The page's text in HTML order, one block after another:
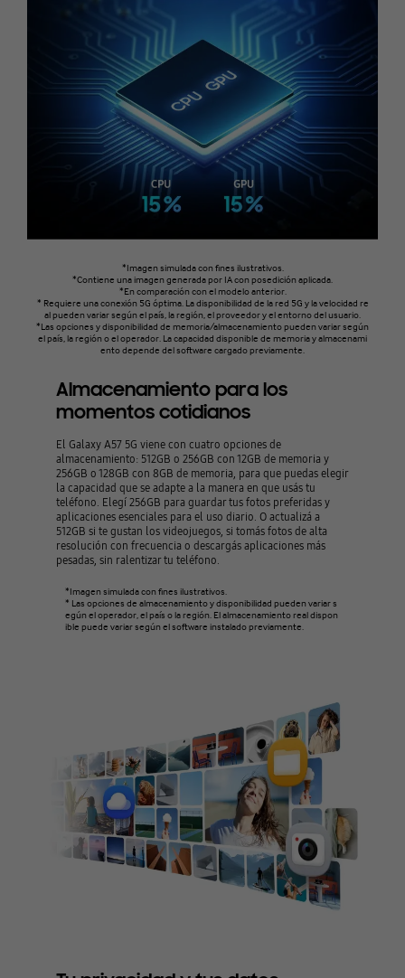
*Imagen simulada con fines ilustrativos.
*Contiene una imagen generada por IA con posedición aplicada.
*En comparación con el modelo anterior.
* Requiere una conexión 5G óptima. La disponibilidad de la red 5G y la velocidad re
al pueden variar según el país, la región, el proveedor y el entorno del usuario.
*Las opciones y disponibilidad de memoria/almacenamiento pueden variar según
el país, la región o el operador. La capacidad disponible de memoria y almacenami
ento depende del software cargado previamente.
Almacenamiento para los
momentos cotidianos
El Galaxy A57 5G viene con cuatro opciones de
almacenamiento: 512GB o 256GB con 12GB de memoria y
256GB o 128GB con 8GB de memoria, para que puedas elegir
la capacidad que se adapte a la manera en que usás tu
teléfono. Elegí 256GB para guardar tus fotos preferidas y
aplicaciones esenciales para el uso diario. O actualizá a
512GB si te gustan los videojuegos, si tomás fotos de alta
resolución con frecuencia o descargás aplicaciones más
pesadas, sin ralentizar tu teléfono.
*Imagen simulada con fines ilustrativos.
* Las opciones de almacenamiento y disponibilidad pueden variar s
egún el operador, el país o la región. El almacenamiento real dispon
ible puede variar según el software instalado previamente.